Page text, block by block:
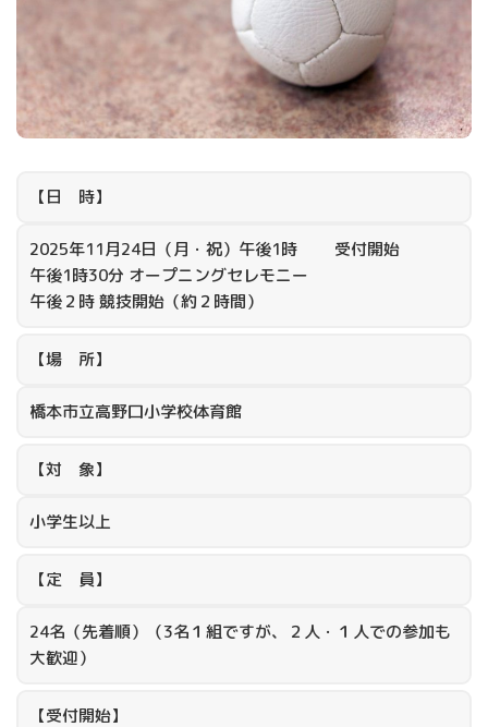
【日 時】
2025年11月24日（月・祝）午後1時 受付開始
午後1時30分 オープニングセレモニー
午後２時 競技開始（約２時間）
【場 所】
橋本市立高野口小学校体育館
【対 象】
小学生以上
【定 員】
24名（先着順）（3名１組ですが、２人・１人での参加も
大歓迎）
【受付開始】